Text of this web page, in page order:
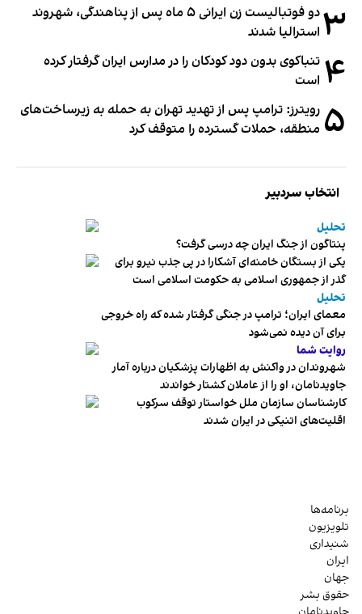
۳
دو فوتبالیست زن ایرانی ۵ ماه پس از پناهندگی، شهروند
استرالیا شدند
۴ تنباکوی بدون دود کودکان را در مدارس ایران گرفتار کرده
است
۵ رویترز: ترامپ پس از تهدید تهران به حمله به زیرساخت‌های
منطقه، حملات گسترده را متوقف کرد
انتخاب سردبیر
تحلیل
پنتاگون از جنگ ایران چه درسی گرفت؟
یکی از بستگان خامنه‌ای آشکارا در پی جذب نیرو برای
گذر از جمهوری اسلامی به حکومت اسلامی است
تحلیل
معمای ایران؛ ترامپ در جنگی گرفتار شده که راه خروجی
برای آن دیده نمی‌شود
روایت شما
شهروندان در واکنش به اظهارات پزشکیان درباره آمار
جاویدنامان، او را از عاملان کشتار خواندند
کارشناسان سازمان ملل خواستار توقف سرکوب
اقلیت‌های اتنیکی در ایران شدند
برنامه‌ها
تلویزیون
شنیداری
ایران
جهان
حقوق بشر